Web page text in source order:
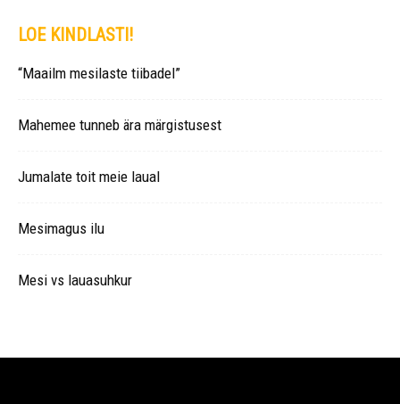
LOE KINDLASTI!
“Maailm mesilaste tiibadel”
Mahemee tunneb ära märgistusest
Jumalate toit meie laual
Mesimagus ilu
Mesi vs lauasuhkur